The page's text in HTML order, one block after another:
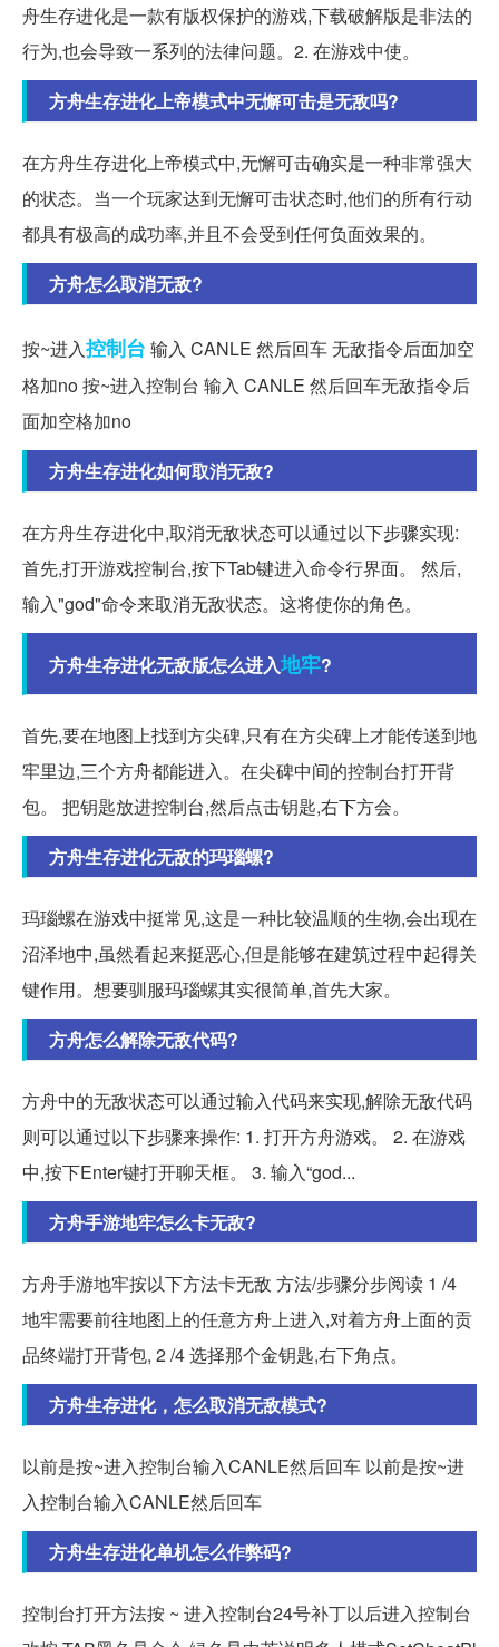
舟生存进化是一款有版权保护的游戏,下载破解版是非法的
行为,也会导致一系列的法律问题。2. 在游戏中使。
方舟生存进化上帝模式中无懈可击是无敌吗?
在方舟生存进化上帝模式中,无懈可击确实是一种非常强大
的状态。当一个玩家达到无懈可击状态时,他们的所有行动
都具有极高的成功率,并且不会受到任何负面效果的。
方舟怎么取消无敌?
按~进入控制台 输入 CANLE 然后回车 无敌指令后面加空
格加no 按~进入控制台 输入 CANLE 然后回车无敌指令后
面加空格加no
方舟生存进化如何取消无敌?
在方舟生存进化中,取消无敌状态可以通过以下步骤实现:
首先,打开游戏控制台,按下Tab键进入命令行界面。 然后,
输入"god"命令来取消无敌状态。这将使你的角色。
方舟生存进化无敌版怎么进入地牢?
首先,要在地图上找到方尖碑,只有在方尖碑上才能传送到地
牢里边,三个方舟都能进入。在尖碑中间的控制台打开背
包。 把钥匙放进控制台,然后点击钥匙,右下方会。
方舟生存进化无敌的玛瑙螺?
玛瑙螺在游戏中挺常见,这是一种比较温顺的生物,会出现在
沼泽地中,虽然看起来挺恶心,但是能够在建筑过程中起得关
键作用。想要驯服玛瑙螺其实很简单,首先大家。
方舟怎么解除无敌代码?
方舟中的无敌状态可以通过输入代码来实现,解除无敌代码
则可以通过以下步骤来操作: 1. 打开方舟游戏。 2. 在游戏
中,按下Enter键打开聊天框。 3. 输入“god...
方舟手游地牢怎么卡无敌?
方舟手游地牢按以下方法卡无敌 方法/步骤分步阅读 1 /4
地牢需要前往地图上的任意方舟上进入,对着方舟上面的贡
品终端打开背包, 2 /4 选择那个金钥匙,右下角点。
方舟生存进化，怎么取消无敌模式?
以前是按~进入控制台输入CANLE然后回车 以前是按~进
入控制台输入CANLE然后回车
方舟生存进化单机怎么作弊码?
控制台打开方法按 ~ 进入控制台24号补丁以后进入控制台